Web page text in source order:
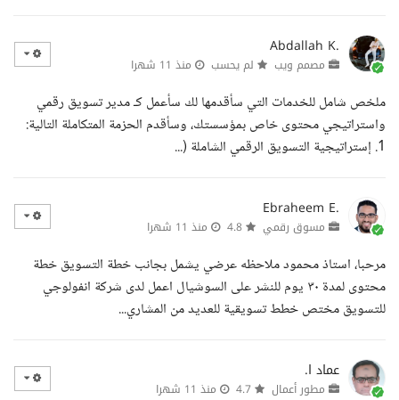
Abdallah K.
مصمم ويب لم يحسب منذ 11 شهرا
ملخص شامل للخدمات التي سأقدمها لك سأعمل كـ مدير تسويق رقمي
واستراتيجي محتوى خاص بمؤسستك، وسأقدم الحزمة المتكاملة التالية:
1. إستراتيجية التسويق الرقمي الشاملة (...
Ebraheem E.
مسوق رقمي منذ 11 شهرا
مرحبا، استاذ محمود ملاحظه عرضي يشمل بجانب خطة التسويق خطة
محتوى لمدة ٣٠ يوم للنشر على السوشيال اعمل لدى شركة انفولوجي
للتسويق مختص خطط تسويقية للعديد من المشاري...
عماد ا.
مطور أعمال منذ 11 شهرا